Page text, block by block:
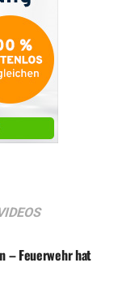
– Feuerwehr hat